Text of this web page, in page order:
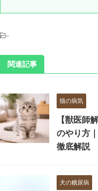
-
関連記事
猫の病気
【獣医師
のやり方
徹底解説
犬の糖尿病